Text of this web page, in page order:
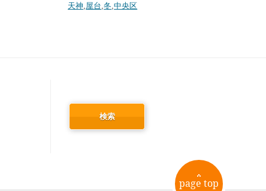
天神 屋台 ,冬 ,中央区
検索
page top